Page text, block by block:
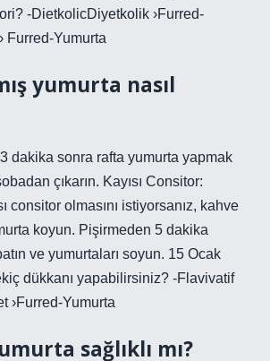
-DietkolicDiyetkolik ›Furred-
Furred-Yumurta
yumurta nasıl
dakika sonra rafta yumurta yapmak
çıkarın. Kayısı Consitor:
consitor olmasını istiyorsanız, kahve
koyun. Pişirmeden 5 dakika
ve yumurtaları soyun. 15 Ocak
dükkanı yapabilirsiniz? -Flavivatif
›Furred-Yumurta
sağlıklı mı?